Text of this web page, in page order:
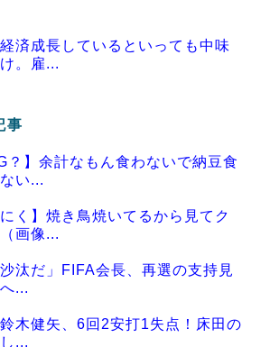
済成長しているといっても中味
。雇...
相互RSS
事
？】余計なもん食わないで納豆食
い...
く】焼き鳥焼いてるから見てク
画像...
汰だ」FIFA会長、再選の支持見
...
鈴木健矢、6回2安打1失点！床田の
...